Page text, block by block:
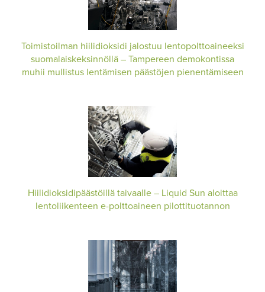
Toimistoilman hiilidioksidi jalostuu lentopolttoaineeksi
suomalaiskeksinnöllä – Tampereen demokontissa
muhii mullistus lentämisen päästöjen pienentämiseen
Hiilidioksidipäästöillä taivaalle – Liquid Sun aloittaa
lentoliikenteen e-polttoaineen pilottituotannon